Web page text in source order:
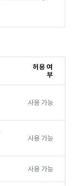
허용 여
부
사용 가능
사용 가능
사용 가능